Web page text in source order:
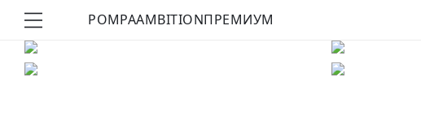
POMPAAMBITIONПРЕМИУМ